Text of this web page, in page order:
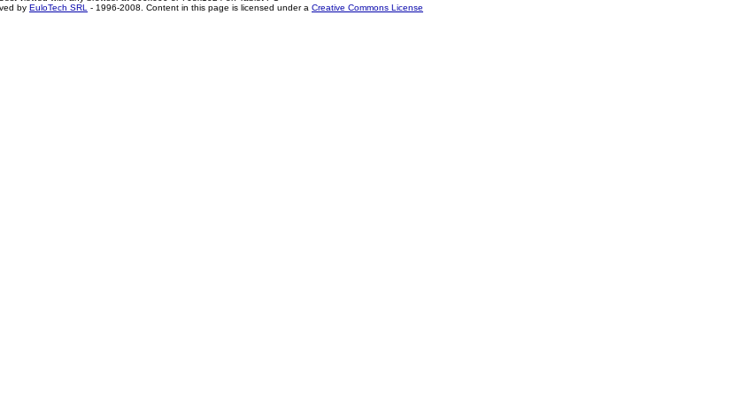
by EuloTech SRL - 1996-2008. Content in this page is licensed under a Creative Commons License